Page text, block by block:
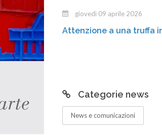
Categorie news
News e comunicazioni